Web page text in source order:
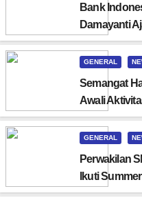
Bank
Damayanti
Jawa Timur
GENERAL
Semangat
Awali
Asesmen
GENERAL
Perwakilan
Ikuti
Taiwan